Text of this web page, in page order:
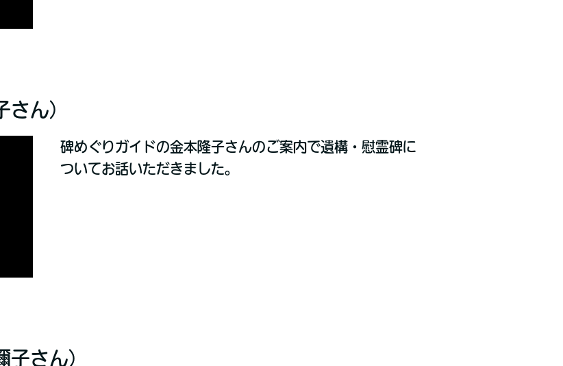
ん）
碑めぐりガイドの金本隆子さんのご案内で遺構・慰霊碑に
ついてお話いただきました。
さん）